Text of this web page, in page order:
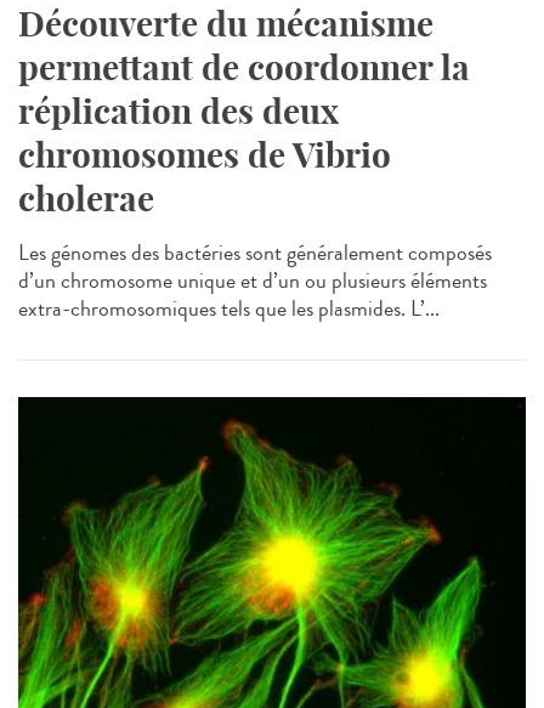
Découverte du mécanisme
permettant de coordonner la
réplication des deux
chromosomes de Vibrio
cholerae
Les génomes des bactéries sont généralement composés
d’un chromosome unique et d’un ou plusieurs éléments
extra-chromosomiques tels que les plasmides. L’...